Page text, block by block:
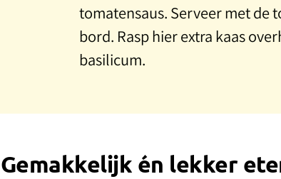
tomatensaus. Serveer met de
bord. Rasp hier extra kaas
basilicum.
Gemakkelijk én lekker